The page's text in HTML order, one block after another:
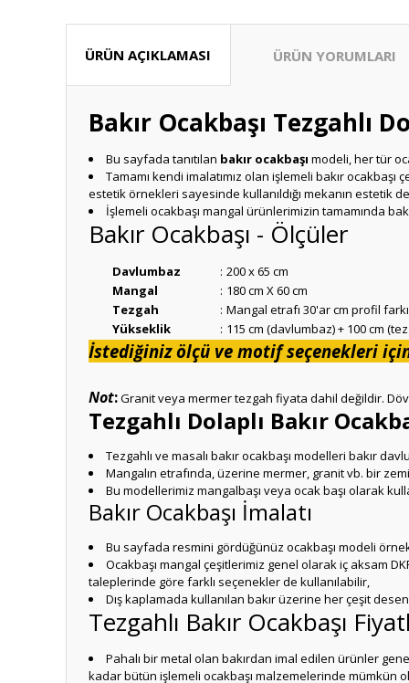
ÜRÜN AÇIKLAMASI ÜRÜN YORUMLARI
Bakır Ocakbaşı Tezgahlı
Bu sayfada tanıtılan bakır ocakbaşı modeli, her tür
Tamamı kendi imalatımız olan işlemeli bakır
estetik örnekleri sayesinde kullanıldığı mekanın estetik
İşlemeli ocakbaşı mangal ürünlerimizin tamamında
Bakır Ocakbaşı - Ölçüler
Davlumbaz : 200 x 65 cm
Mangal
: 180 cm X 60 cm
Tezgah
: Mangal etrafı 30'ar cm profil farkı
Yükseklik
: 115 cm (davlumbaz) + 100 cm
İstediğiniz ölçü ve motif seçenekleri
Not:Granit veya mermer tezgah fiyata dahil değildir.
Tezgahlı Dolaplı Bakır
Tezgahlı ve masalı bakır ocakbaşı modelleri bakır
Mangalın etrafında, üzerine mermer, granit vb. bir
Bu modellerimiz mangalbaşı veya ocak başı olarak
Bakır Ocakbaşı İmalatı
Bu sayfada resmini gördüğünüz ocakbaşı modeli
Ocakbaşı mangal çeşitlerimiz genel olarak iç aksam
taleplerinde göre farklı seçenekler de kullanılabilir,
Dış kaplamada kullanılan bakır üzerine her çeşit
Tezgahlı Bakır Ocakbaşı
Pahalı bir metal olan bakırdan imal edilen ürünler
kadar bütün işlemeli ocakbaşı malzemelerinde mümkün